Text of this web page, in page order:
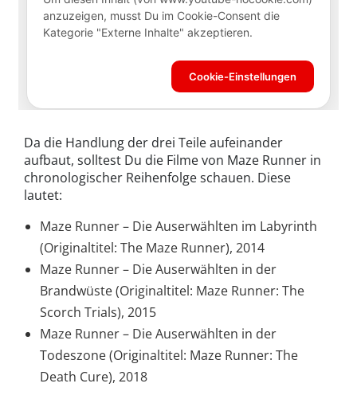
Da die Handlung der drei Teile aufeinander
aufbaut, solltest Du die Filme von Maze Runner in
chronologischer Reihenfolge schauen. Diese
lautet:
Maze Runner – Die Auserwählten im Labyrinth
(Originaltitel: The Maze Runner), 2014
Maze Runner – Die Auserwählten in der
Brandwüste (Originaltitel: Maze Runner: The
Scorch Trials), 2015
Maze Runner – Die Auserwählten in der
Todeszone (Originaltitel: Maze Runner: The
Death Cure), 2018